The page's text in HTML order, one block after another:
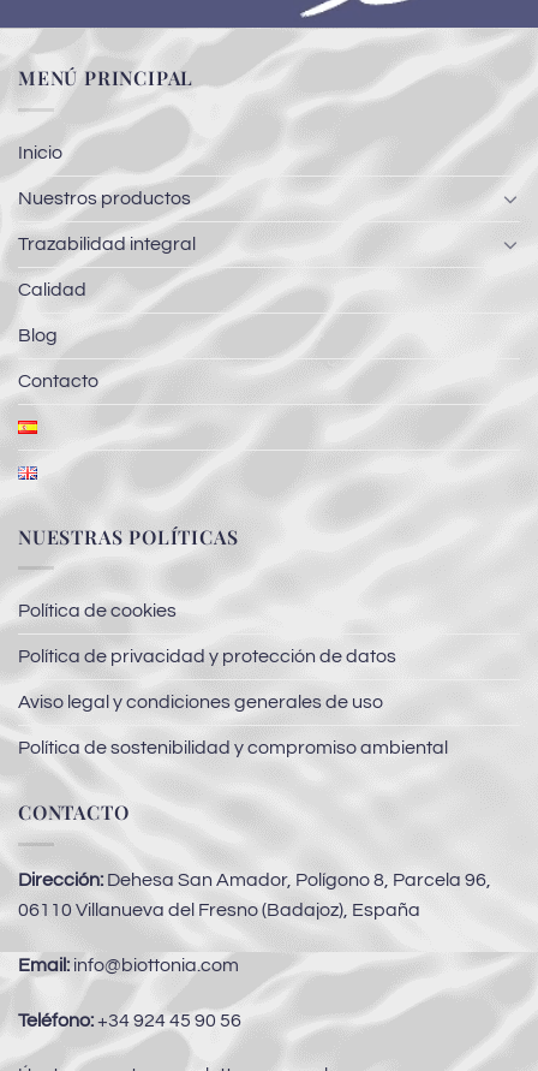
MENÚ PRINCIPAL
Inicio
Nuestros productos
Trazabilidad integral
Calidad
Blog
Contacto
NUESTRAS POLÍTICAS
Política de cookies
Política de privacidad y protección de datos
Aviso legal y condiciones generales de uso
Política de sostenibilidad y compromiso ambiental
CONTACTO
Dirección: Dehesa San Amador, Polígono 8, Parcela 96,
06110 Villanueva del Fresno (Badajoz), España
Email: info@biottonia.com
Teléfono:+34 924 45 90 56